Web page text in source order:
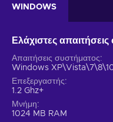
WINDOWS
Ελάχιστες
Απαιτήσεις συστήματος
Windows
Επεξεργαστής
1.2 Ghz+
Μνήμη
1024 MB RAM